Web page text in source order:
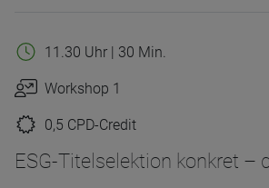
11.30 Uhr | 30 Min.
Workshop 1
0,5 CPD-Credit
ESG-Titelselektion konkret –